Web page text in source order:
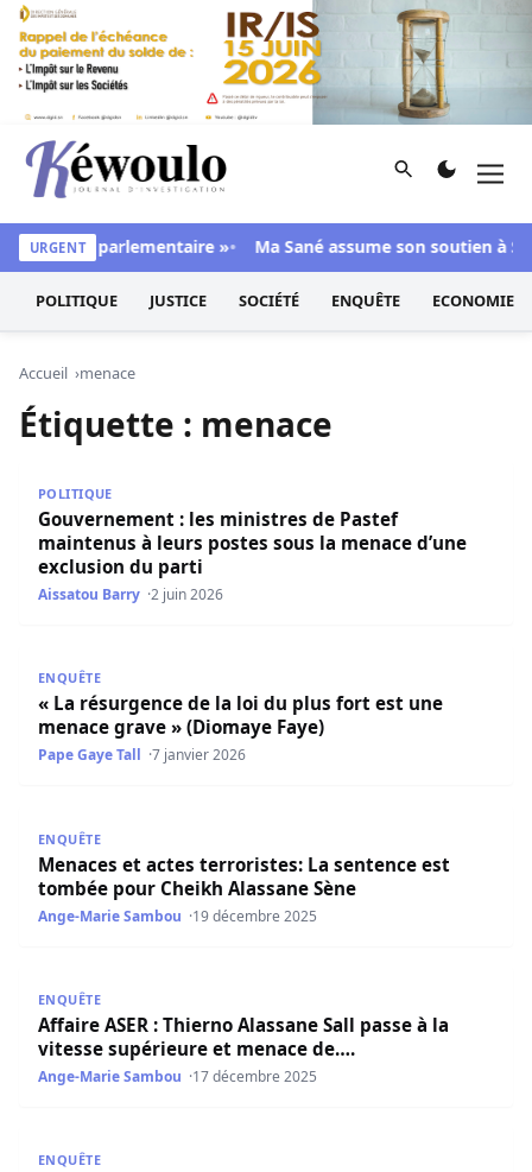
Aller au contenu
Kéwoulo, le premier site d'information et d'investigation
Rechercher
URGENT
majorité parlementaire » Ma Sané assume son soutien à
POLITIQUE JUSTICE SOCIÉTÉ ENQUÊTE ECONOMIE
Accueil menace
Étiquette : menace
POLITIQUE
Gouvernement : les ministres de Pastef
maintenus à leurs postes sous la menace d’une
exclusion du parti
Aissatou Barry 2 juin 2026
ENQUÊTE
« La résurgence de la loi du plus fort est une
menace grave » (Diomaye Faye)
Pape Gaye Tall 7 janvier 2026
ENQUÊTE
Menaces et actes terroristes: La sentence est
tombée pour Cheikh Alassane Sène
Ange-Marie Sambou 19 décembre 2025
ENQUÊTE
Affaire ASER : Thierno Alassane Sall passe à la
vitesse supérieure et menace de….
Ange-Marie Sambou 17 décembre 2025
ENQUÊTE